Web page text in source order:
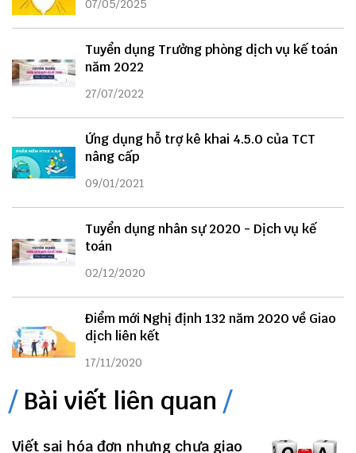
07/05/2025
Tuyển dụng Trưởng phòng dịch vụ kế toán
năm 2022
27/07/2022
Ứng dụng hỗ trợ kê khai 4.5.0 của TCT
nâng cấp
09/01/2021
Tuyển dụng nhân sự 2020 - Dịch vụ kế
toán
02/12/2020
Điểm mới Nghị định 132 năm 2020 về Giao
dịch liên kết
17/11/2020
Bài viết liên quan
Viết sai hóa đơn nhưng chưa giao